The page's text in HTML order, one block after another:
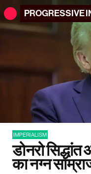
PROGRESSIVE
IMPERIALISM
डोनरो
का नग्न